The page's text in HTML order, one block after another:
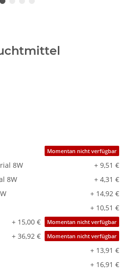
Momentan nicht verfügbar
8W
+ 9,51 €
8W
+ 4,31 €
+ 14,92 €
+ 10,51 €
+ 15,00 € Momentan nicht verfügbar
+ 36,92 € Momentan nicht verfügbar
+ 13,91 €
+ 16,91 €